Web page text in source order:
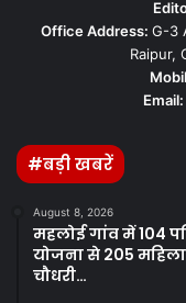
Office Address: G-3
Raipur,
Email:
#बड़ी खबरें
August 8, 2026
महलोई गांव में 104
योजना से 205
चौधरी…